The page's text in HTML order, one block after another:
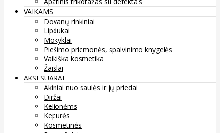
VAIKAMS
Dovanų rinkiniai
Lipdukai
Mokyklai
Piešimo priemonės, spalvinimo knygelės
Vaikiška kosmetika
Žaislai
AKSESUARAI
Akiniai nuo saulės ir jų priedai
Diržai
Kelionėms
Kepurės
Kosmetinės